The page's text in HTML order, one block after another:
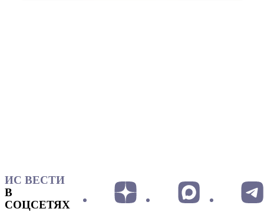
ИС ВЕСТИ
В
СОЦСЕТЯХ